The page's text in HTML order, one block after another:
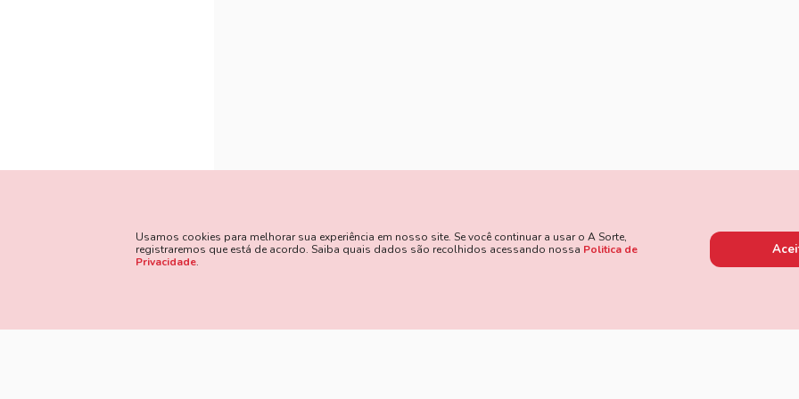
Usamos cookies para melhorar sua experiência em nosso site. Se você continuar a usar o A Sorte,
registraremos que está de acordo. Saiba quais dados são recolhidos acessando nossa Politica de
Privacidade.